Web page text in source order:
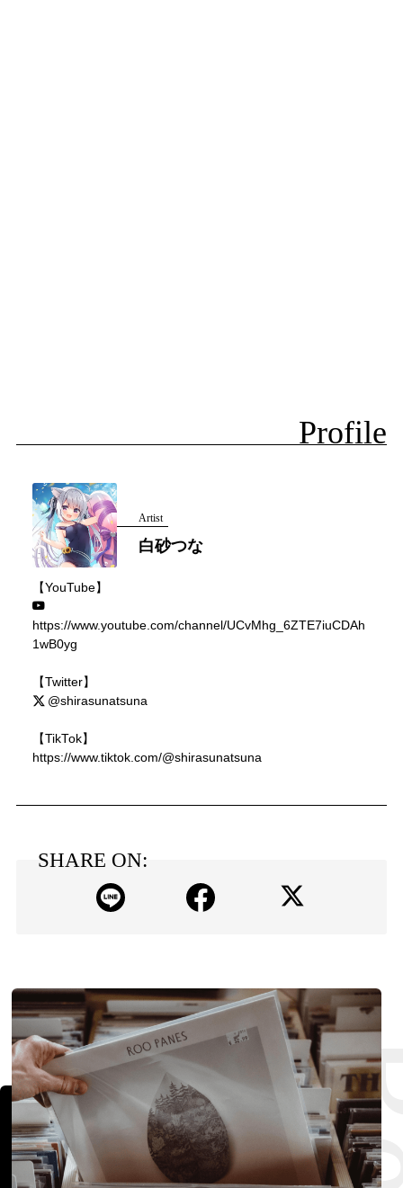
Profile
Artist
白砂つな
【YouTube】
https://www.youtube.com/channel/UCvMhg_6ZTE7iuCDAh
1wB0yg
【Twitter】
@shirasunatsuna
【TikTok】
https://www.tiktok.com/@shirasunatsuna
SHARE ON: